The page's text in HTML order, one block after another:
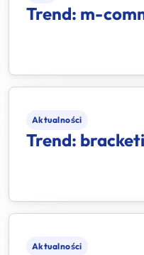
Trend: m-
Aktualności
Trend:
Aktualności